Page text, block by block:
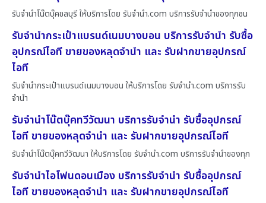
รับจำนำโน๊ตบุ๊คชลบุรี ให้บริการโดย รับจํานํา.com บริการรับจำนำของทุกชน
รับจำนำกระเป๋าแบรนด์เนมบางบอน บริการรับจำนำ รับซื้อ
อุปกรณ์ไอที ขายของหลุดจำนำ และ รับฝากขายอุปกรณ์
ไอที
รับจำนำกระเป๋าแบรนด์เนมบางบอน ให้บริการโดย รับจํานํา.com บริการรับ
จำนำ
รับจำนำโน๊ตบุ๊คทวีวัฒนา บริการรับจำนำ รับซื้ออุปกรณ์
ไอที ขายของหลุดจำนำ และ รับฝากขายอุปกรณ์ไอที
รับจำนำโน๊ตบุ๊คทวีวัฒนา ให้บริการโดย รับจํานํา.com บริการรับจำนำของทุก
รับจำนำไอโฟนดอนเมือง บริการรับจำนำ รับซื้ออุปกรณ์
ไอที ขายของหลุดจำนำ และ รับฝากขายอุปกรณ์ไอที